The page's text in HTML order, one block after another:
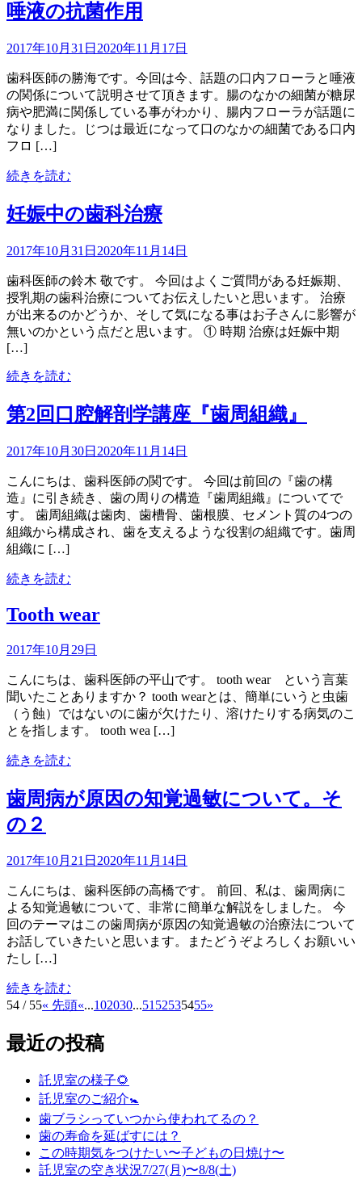
唾液の抗菌作用
2017年10月31日 2020年11月17日
歯科医師の勝海です。今回は今、話題の口内フローラと唾液
の関係について説明させて頂きます。腸のなかの細菌が糖尿
病や肥満に関係している事がわかり、腸内フローラが話題に
なりました。じつは最近になって口のなかの細菌である口内
フロ […]
続きを読む
妊娠中の歯科治療
2017年10月31日 2020年11月14日
歯科医師の鈴木 敬です。 今回はよくご質問がある妊娠期、
授乳期の歯科治療についてお伝えしたいと思います。 治療
が出来るのかどうか、そして気になる事はお子さんに影響が
無いのかという点だと思います。 ① 時期 治療は妊娠中期
[…]
続きを読む
第2回口腔解剖学講座『歯周組織』
2017年10月30日 2020年11月14日
こんにちは、歯科医師の関です。 今回は前回の『歯の構
造』に引き続き、歯の周りの構造『歯周組織』についてで
す。 歯周組織は歯肉、歯槽骨、歯根膜、セメント質の4つの
組織から構成され、歯を支えるような役割の組織です。歯周
組織に […]
続きを読む
Tooth wear
2017年10月29日
こんにちは、歯科医師の平山です。 tooth wear という言葉
聞いたことありますか？ tooth wearとは、簡単にいうと虫歯
（う蝕）ではないのに歯が欠けたり、溶けたりする病気のこ
とを指します。 tooth wea […]
続きを読む
歯周病が原因の知覚過敏について。そ
の２
2017年10月21日 2020年11月14日
こんにちは、歯科医師の高橋です。 前回、私は、歯周病に
よる知覚過敏について、非常に簡単な解説をしました。 今
回のテーマはこの歯周病が原因の知覚過敏の治療法について
お話していきたいと思います。またどうぞよろしくお願いい
たし […]
続きを読む
54 / 55« 先頭«...102030...5152535455»
最近の投稿
託児室の様子🌻
託児室のご紹介🚼
歯ブラシっていつから使われてるの？
歯の寿命を延ばすには？
この時期気をつけたい〜子どもの日焼け〜
託児室の空き状況7/27(月)〜8/8(土)